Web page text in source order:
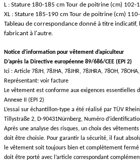
L : Stature 180-185 cm Tour de poitrine (cm)
XL : Stature 185-190 cm Tour de poitrine (cm)
Tableau de correspondance donné à titre
fabricant à l'autre.
Notice d’information pour vêtement d’apiculteur
D’après la Directive européenne 89/686/CEE (EPI 2)
Ici : Article 78JH, 78JHA, 78JHR, 78JHRA, 78OH,
Représentant: voir facture
Le vêtement est conforme aux exigences essentielles
Annexe II (EPI 2)
L’essai sur échantillon-type a été réalisé par TÜV
Tillystraße 2, D-90431Nürnberg, Numéro
Après une analyse des risques, un choix des
doit être choisie. Pour garantir la sécurité, il faut
le vêtement soit toujours bien et complètement fermé
doit être porté avec l’article correspondant